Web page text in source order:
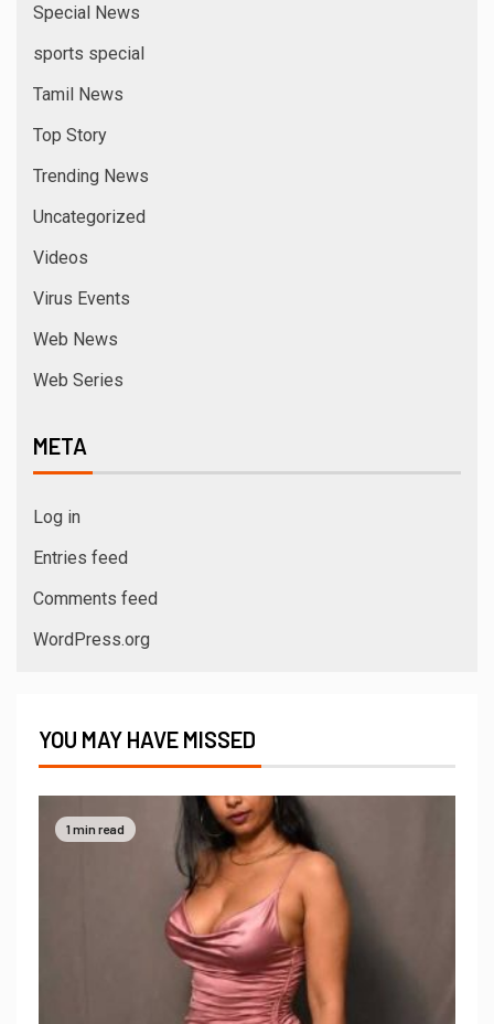
Special News
sports special
Tamil News
Top Story
Trending News
Uncategorized
Videos
Virus Events
Web News
Web Series
META
Log in
Entries feed
Comments feed
WordPress.org
YOU MAY HAVE MISSED
1 min read